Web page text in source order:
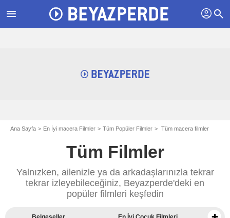
menu profil search
Ana Sayfa En İyi macera Filmler Tüm Popüler Filmler Tüm macera filmler
Tüm Filmler
Yalnızken, ailenizle ya da arkadaşlarınızla tekrar
tekrar izleyebileceğiniz, Beyazperde'deki en
popüler filmleri keşfedin